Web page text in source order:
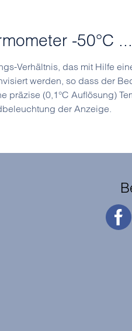
-50°C
Verhältnis, das mit Hilfe
werden, so dass der
(0,1°C Auflösung)
der Anzeige.